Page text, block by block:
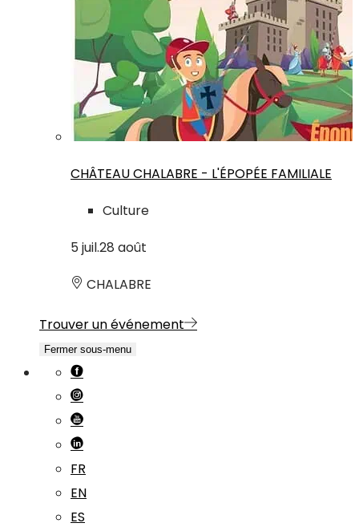
CHÂTEAU CHALABRE - L'ÉPOPÉE FAMILIALE
Culture
5 juil.28 août
CHALABRE
Trouver un événement
Fermer sous-menu
FR
EN
ES